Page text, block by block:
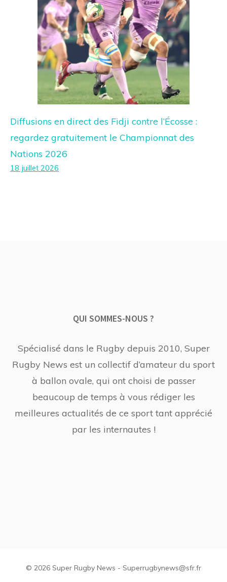
Diffusions en direct des Fidji contre l’Écosse :
regardez gratuitement le Championnat des
Nations 2026
18 juillet 2026
QUI SOMMES-NOUS ?
Spécialisé dans le Rugby depuis 2010, Super
Rugby News est un collectif d’amateur du sport
à ballon ovale, qui ont choisi de passer
beaucoup de temps à vous rédiger les
meilleures actualités de ce sport tant apprécié
par les internautes !
© 2026 Super Rugby News - Superrugbynews@sfr.fr